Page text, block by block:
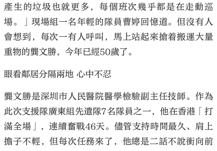
產生的垃圾也就更多，每個班次幾乎都是在走動巡
場。」現場組一名年輕的隊員曹婷回憶道。但沒有人
會想到，每次一有人呼叫，馬上站起來搶着搬運大量
重物的龔文勝，今年已經50歲了。
眼看鄰居分隔兩地 心中不忍
龔文勝是深圳市人民醫院醫學檢驗副主任技師。作為
此次支援隊廣東組先遣隊7名隊員之一，他在香港「打
滿全場」，連續奮戰46天。儘管支持時間最久、肩上
擔子不輕，但每次任務來了，他總是二話不說衝向前